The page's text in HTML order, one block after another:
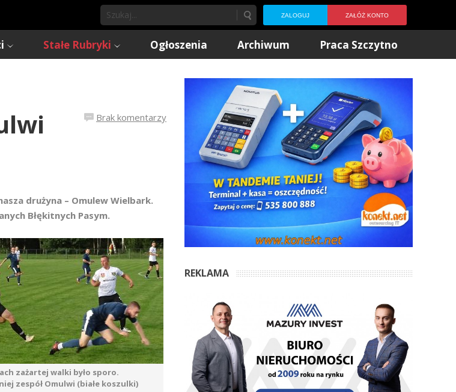
ZALOGUJ ZAŁÓŻ KONTO
Stałe Rubryki Ogłoszenia Archiwum Praca Szczytno
Brak komentarzy
drużyna – Omulew Wielbark.
Błękitnych Pasym.
zażartej walki było sporo.
zespół Omulwi (białe koszulki)
REKLAMA